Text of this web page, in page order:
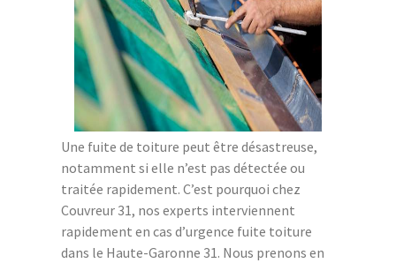
Une fuite de toiture peut être désastreuse,
notamment si elle n’est pas détectée ou
traitée rapidement. C’est pourquoi chez
Couvreur 31, nos experts interviennent
rapidement en cas d’urgence fuite toiture
dans le Haute-Garonne 31. Nous prenons en